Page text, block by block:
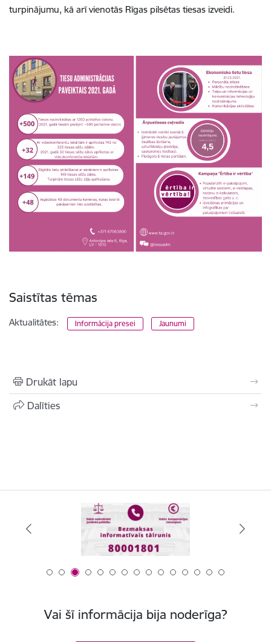
turpinājumu, kā arī vienotās Rīgas pilsētas tiesas izveidi.
Saistītas tēmas
Aktualitātes: Informācija presei Jaunumi
Drukāt lapu
Dalīties
Vai šī informācija bija noderīga?